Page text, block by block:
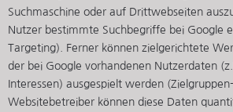
Suchmaschine oder auf Drittwebseiten
Nutzer bestimmte Suchbegriffe bei Google
Targeting). Ferner können zielgerichtete
der bei Google vorhandenen Nutzerdaten
Interessen) ausgespielt werden
Websitebetreiber können diese Daten